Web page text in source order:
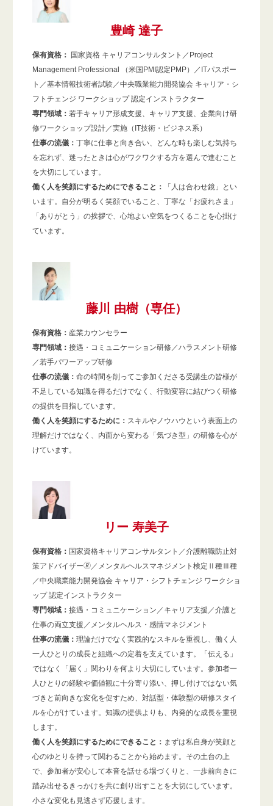
豊崎 達子
保有資格：
国家資格 キャリアコンサルタント／Project
Management Professional （米国PMI認定PMP）／ITパスポー
ト／基本情報技術者試験／中央職業能力開発協会 キャリア・シ
フトチェンジ ワークショップ 認定インストラクター
専門領域： 若手キャリア形成支援、キャリア支援、企業向け研
修ワークショップ設計／実施（IT技術・ビジネス系）
仕事の流儀： 丁寧に仕事と向き合い、どんな時も楽しむ気持ち
を忘れず、迷ったときは心がワクワクする方を選んで進むこと
を大切にしています。
働く人を笑顔にするためにできること：
「人は合わせ鏡」とい
います。自分が明るく笑顔でいること、丁寧な「お疲れさま」
「ありがとう」の挨拶で、心地よい空気をつくることを心掛け
ています。
藤川 由樹（専任）
保有資格： 産業カウンセラー
専門領域： 接遇・コミュニケーション研修／ハラスメント研修
／若手パワーアップ研修
仕事の流儀： 命の時間を削ってご参加くださる受講生の皆様が
不足している知識を得るだけでなく、行動変容に結びつく研修
の提供を目指しています。
働く人を笑顔にするために： スキルやノウハウという表面上の
理解だけではなく、内面から変わる「気づき型」の研修を心が
けています。
リー 寿美子
保有資格： 国家資格キャリアコンサルタント／介護離職防止対
策アドバイザー🄬／メンタルヘルスマネジメント検定Ⅱ種​Ⅲ種
／中央職業能力開発協会 キャリア・シフトチェンジ ワークショ
ップ 認定インストラクター
専門領域： 接遇・コミュニケーション／キャリア支援／介護と
仕事の両立支援／メンタルヘルス・感情マネジメント
仕事の流儀： 理論だけでなく実践的なスキルを重視し、働く人
一人ひとりの成長と組織への定着を支えています。「伝える」
ではなく「届く」関わりを何より大切にしています。参加者一
人ひとりの経験や価値観に十分寄り添い、押し付けではない気
づきと前向きな変化を促すため、対話型・体験型の研修スタイ
ルを心がけています。知識の提供よりも、内発的な成長を重視
します。
働く人を笑顔にするためにできること： まずは私自身が笑顔と
心のゆとりを持って関わることから始めます。その土台の上
で、参加者が安心して本音を話せる場づくりと、一歩前向きに
踏み出せるきっかけを共に創り出すことを大切にしています。
小さな変化も見逃さず応援します。